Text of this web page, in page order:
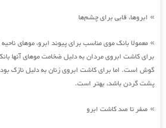
» ابروها، قابی برای چشم‌ها
» معمولا بانک موی مناسب برای پیوند ابرو، موهای
برای کاشت ابروی مردان به دلیل ضخامت موهای آنها
گوش است. اما برای کاشت ابروی زنان به دلیل نازک
پشت گردن باشد، بهتر است.
» صفر تا صد کاشت ابرو